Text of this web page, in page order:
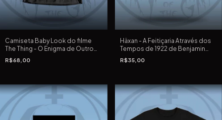
Camiseta Baby Look do filme
The Thing - O Enigma de Outro
Mundo de John Carpenter
R$68,00
Häxan - A Feitiçaria Através dos
Tempos de 1922 de Benjamin
Christensen - Poster em Papel
Cartão preto, 220 G, 33X48 cm
R$35,00